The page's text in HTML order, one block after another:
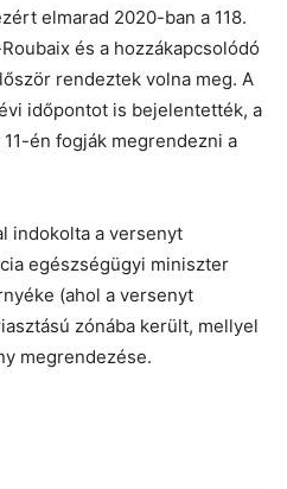
elmarad 2020-ban a 118.
és a hozzákapcsolódó
rendeztek volna meg. A
időpontot is bejelentették, a
én fogják megrendezni a
indokolta a versenyt
egészségügyi miniszter
(ahol a versenyt
zónába került, mellyel
megrendezése.